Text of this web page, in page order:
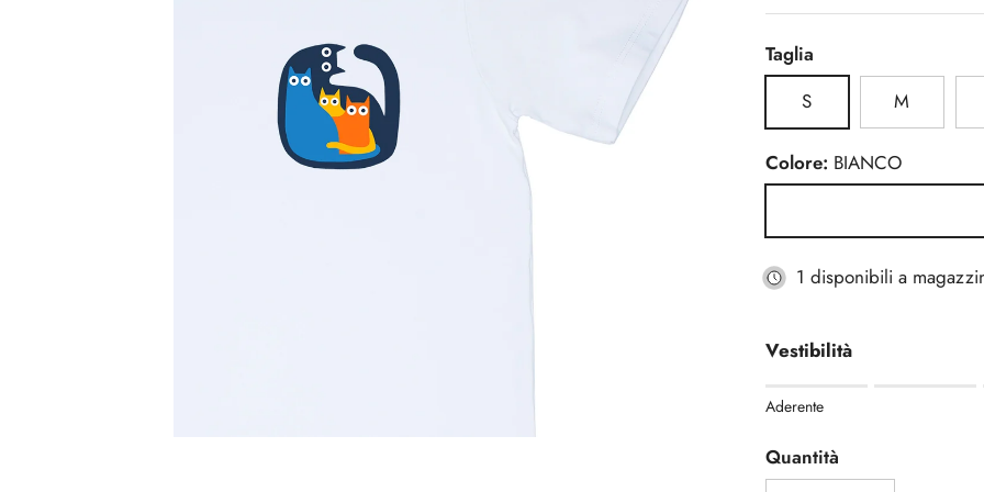
Taglia
S
M
Colore: BIANCO
1 disponibili a
Vestibilità
Rating of 1 means Aderente.
Rating of 5 means Morbida.
The rating of this product
Aderente
Quantità